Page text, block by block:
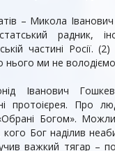
– Микола
радник,
частині Росії.
нього ми не
Іванович
протоієрея. Про
Богом».
кого Бог наділив
важкий тягар –